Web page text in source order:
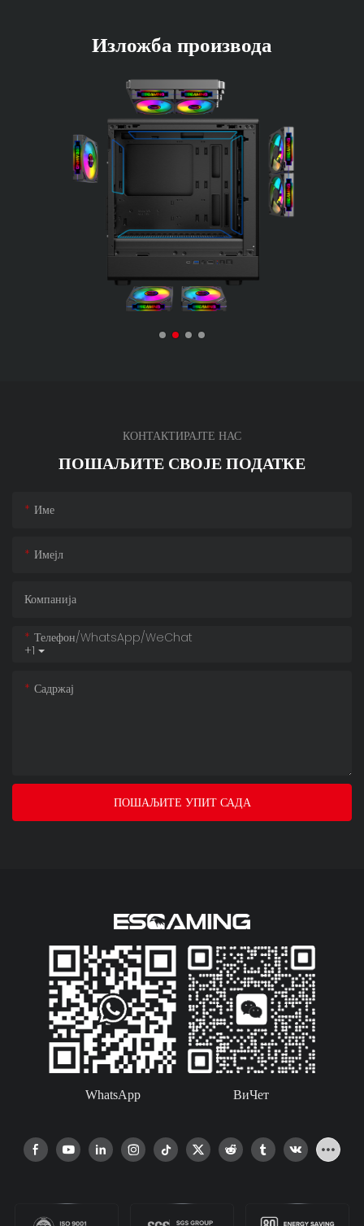
Изложба производа
КОНТАКТИРАЈТЕ НАС
ПОШАЉИТЕ СВОЈЕ ПОДАТКЕ
Име
Имејл
Компанија
+1
Телефон/WhatsApp/WeChat
Садржај
ПОШАЉИТЕ УПИТ САДА
WhatsApp ВиЧет